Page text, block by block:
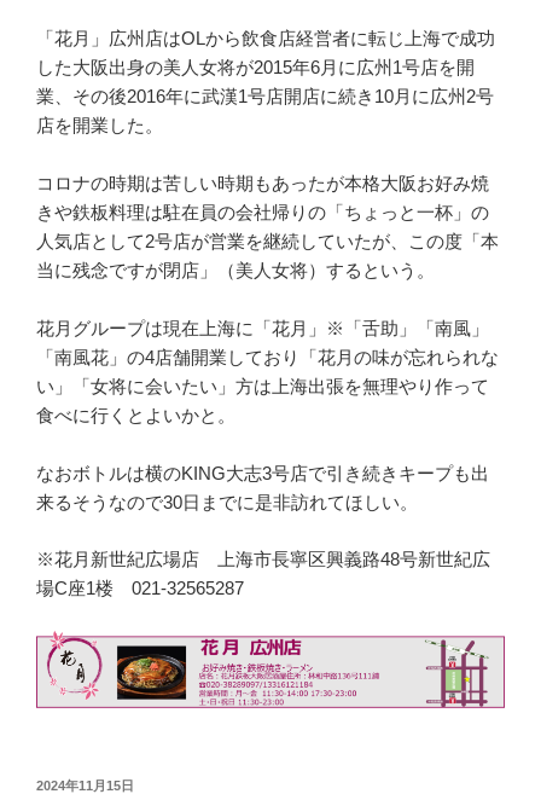
「花月」広州店はOLから飲食店経営者に転じ上海で成功
した大阪出身の美人女将が2015年6月に広州1号店を開
業、その後2016年に武漢1号店開店に続き10月に広州2号
店を開業した。
コロナの時期は苦しい時期もあったが本格大阪お好み焼
きや鉄板料理は駐在員の会社帰りの「ちょっと一杯」の
人気店として2号店が営業を継続していたが、この度「本
当に残念ですが閉店」（美人女将）するという。
花月グループは現在上海に「花月」※「舌助」「南風」
「南風花」の4店舗開業しており「花月の味が忘れられな
い」「女将に会いたい」方は上海出張を無理やり作って
食べに行くとよいかと。
なおボトルは横のKING大志3号店で引き続きキープも出
来るそうなので30日までに是非訪れてほしい。
※花月新世紀広場店 上海市長寧区興義路48号新世紀広
場C座1楼 021-32565287
投
2024年11月15日